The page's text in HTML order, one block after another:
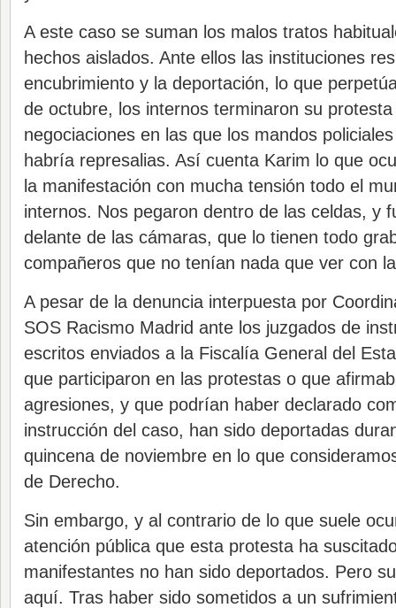
A este caso se suman los malos tratos
hechos aislados. Ante ellos las instituciones
encubrimiento y la deportación, lo que
de octubre, los internos terminaron su
negociaciones en las que los mandos
habría represalias. Así cuenta Karim lo que
la manifestación con mucha tensión todo el
internos. Nos pegaron dentro de las celdas, y
delante de las cámaras, que lo tienen todo
compañeros que no tenían nada que ver con
A pesar de la denuncia interpuesta por
SOS Racismo Madrid ante los juzgados de
escritos enviados a la Fiscalía General del
que participaron en las protestas o que
agresiones, y que podrían haber declarado
instrucción del caso, han sido deportadas
quincena de noviembre en lo que
de Derecho.
Sin embargo, y al contrario de lo que suele
atención pública que esta protesta ha
manifestantes no han sido deportados. Pero
aquí. Tras haber sido sometidos a un